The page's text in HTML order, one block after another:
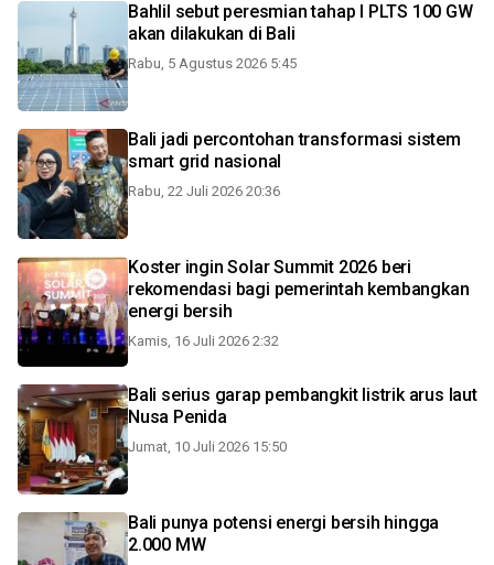
Bahlil sebut peresmian tahap I PLTS 100 GW
akan dilakukan di Bali
Rabu, 5 Agustus 2026 5:45
Bali jadi percontohan transformasi sistem
smart grid nasional
Rabu, 22 Juli 2026 20:36
Koster ingin Solar Summit 2026 beri
rekomendasi bagi pemerintah kembangkan
energi bersih
Kamis, 16 Juli 2026 2:32
Bali serius garap pembangkit listrik arus laut
Nusa Penida
Jumat, 10 Juli 2026 15:50
Bali punya potensi energi bersih hingga
2.000 MW